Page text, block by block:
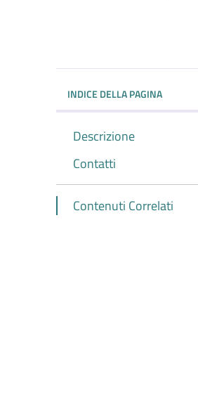
INDICE DELLA PAGINA
Descrizione
Contatti
Contenuti Correlati